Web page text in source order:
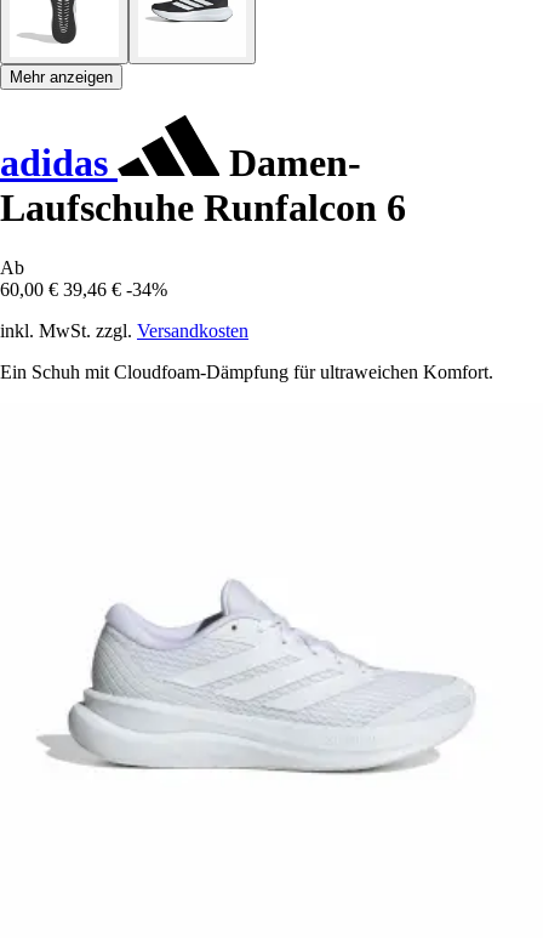
Mehr anzeigen
adidas
Damen-
Laufschuhe Runfalcon 6
Ab
60,00 € 39,46 € -34%
inkl. MwSt. zzgl. Versandkosten
Ein Schuh mit Cloudfoam-Dämpfung für ultraweichen Komfort.